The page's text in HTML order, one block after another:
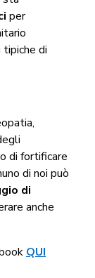
per
di
di fortificare
di noi può
di
anche
QUI